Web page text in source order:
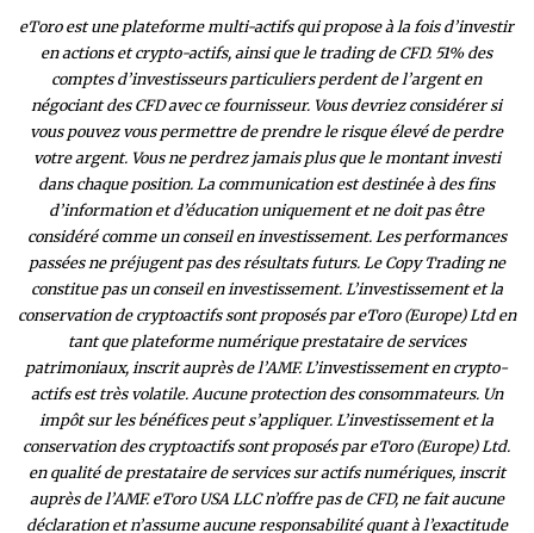
eToro est une plateforme multi-actifs qui propose à la fois d’investir
en actions et crypto-actifs, ainsi que le trading de CFD. 51% des
comptes d’investisseurs particuliers perdent de l’argent en
négociant des CFD avec ce fournisseur. Vous devriez considérer si
vous pouvez vous permettre de prendre le risque élevé de perdre
votre argent. Vous ne perdrez jamais plus que le montant investi
dans chaque position. La communication est destinée à des fins
d’information et d’éducation uniquement et ne doit pas être
considéré comme un conseil en investissement. Les performances
passées ne préjugent pas des résultats futurs. Le Copy Trading ne
constitue pas un conseil en investissement. L’investissement et la
conservation de cryptoactifs sont proposés par eToro (Europe) Ltd en
tant que plateforme numérique prestataire de services
patrimoniaux, inscrit auprès de l’AMF. L’investissement en crypto-
actifs est très volatile. Aucune protection des consommateurs. Un
impôt sur les bénéfices peut s’appliquer. L’investissement et la
conservation des cryptoactifs sont proposés par eToro (Europe) Ltd.
en qualité de prestataire de services sur actifs numériques, inscrit
auprès de l’AMF. eToro USA LLC n’offre pas de CFD, ne fait aucune
déclaration et n’assume aucune responsabilité quant à l’exactitude